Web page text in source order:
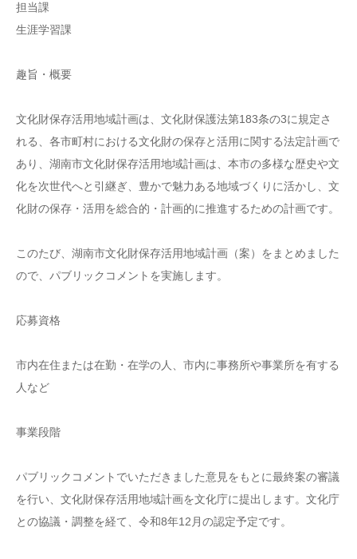
担当課
生涯学習課
趣旨・概要
文化財保存活用地域計画は、文化財保護法第183条の3に規定さ
れる、各市町村における文化財の保存と活用に関する法定計画で
あり、湖南市文化財保存活用地域計画は、本市の多様な歴史や文
化を次世代へと引継ぎ、豊かで魅力ある地域づくりに活かし、文
化財の保存・活用を総合的・計画的に推進するための計画です。
このたび、湖南市文化財保存活用地域計画（案）をまとめました
ので、パブリックコメントを実施します。
応募資格
市内在住または在勤・在学の人、市内に事務所や事業所を有する
人など
事業段階
パブリックコメントでいただきました意見をもとに最終案の審議
を行い、文化財保存活用地域計画を文化庁に提出します。文化庁
との協議・調整を経て、令和8年12月の認定予定です。